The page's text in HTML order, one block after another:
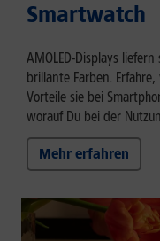
Smartwatch
AMOLED-Displays
brillante Farben.
Vorteile sie bei
worauf Du bei der
Mehr erfahren